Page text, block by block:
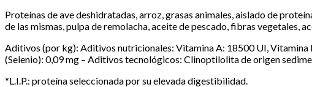
Proteínas de ave deshidratadas, arroz, grasas animales, aislado de
de las mismas, pulpa de remolacha, aceite de pescado, fibras vegetales,
Aditivos (por kg): Aditivos nutricionales: Vitamina A: 18500 UI, Vitamina
(Selenio): 0,09 mg – Aditivos tecnológicos: Clinoptilolita de origen
*L.I.P.: proteína seleccionada por su elevada digestibilidad.